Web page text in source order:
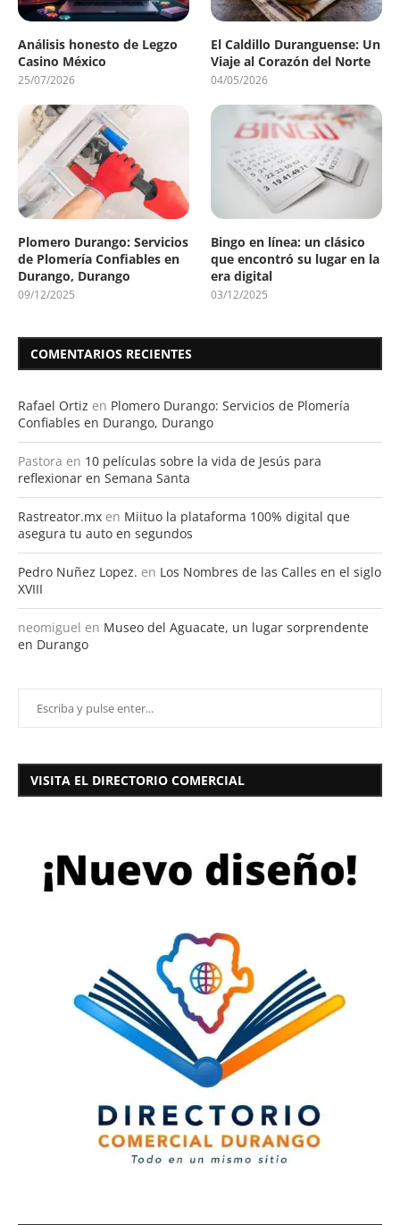
Análisis honesto de Legzo
Casino México
25/07/2026
El Caldillo Duranguense: Un
Viaje al Corazón del Norte
04/05/2026
Plomero Durango: Servicios
de Plomería Confiables en
Durango, Durango
09/12/2025
Bingo en línea: un clásico
que encontró su lugar en la
era digital
03/12/2025
COMENTARIOS RECIENTES
Rafael Ortiz en Plomero Durango: Servicios de Plomería
Confiables en Durango, Durango
Pastora en 10 películas sobre la vida de Jesús para
reflexionar en Semana Santa
Rastreator.mx en Miituo la plataforma 100% digital que
asegura tu auto en segundos
Pedro Nuñez Lopez. en Los Nombres de las Calles en el siglo
XVIII
neomiguel en Museo del Aguacate, un lugar sorprendente
en Durango
VISITA EL DIRECTORIO COMERCIAL